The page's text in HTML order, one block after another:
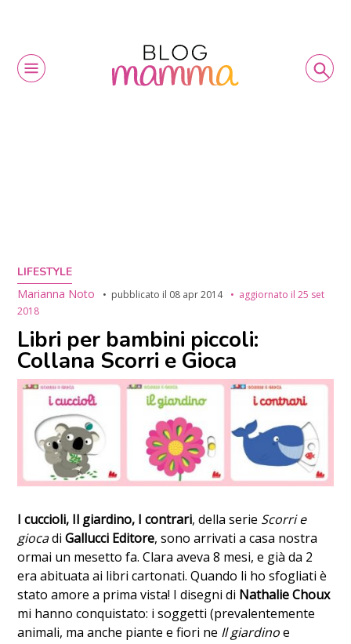
LIFESTYLE
Marianna Noto
pubblicato il 08 apr 2014 aggiornato il25 set
2018
Libri per bambini piccoli:
Collana Scorri e Gioca
I cuccioli, Il giardino, I contrari, della serie Scorri e
giocadiGallucci Editore, sono arrivati a casa nostra
ormai un mesetto fa. Clara aveva 8 mesi, e già da 2
era abituata ai libri cartonati. Quando li ho sfogliati è
stato amore a prima vista! I disegni di Nathalie Choux
mi hanno conquistato: i soggetti (prevalentemente
animali, ma anche piante e fiori ne Il giardinoe